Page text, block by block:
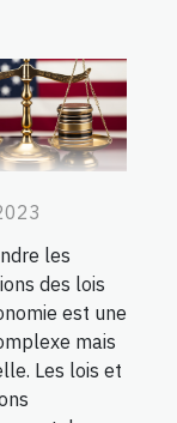
les
des lois
est une
mais
Les lois et